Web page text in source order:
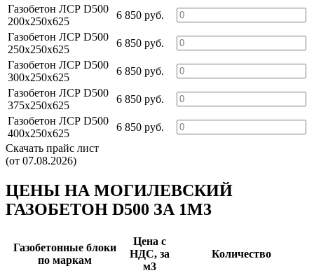
Газобетон ЛСР D500
200х250х625
6 850 руб.
Газобетон ЛСР D500
250х250х625
6 850 руб.
Газобетон ЛСР D500
300х250х625
6 850 руб.
Газобетон ЛСР D500
375х250х625
6 850 руб.
Газобетон ЛСР D500
400х250х625
6 850 руб.
Скачать прайс лист
(от 07.08.2026)
ЦЕНЫ НА МОГИЛЕВСКИЙ
ГАЗОБЕТОН D500 ЗА 1М3
Газобетонные блоки
по маркам
Цена c
НДС, за
м3
Количество